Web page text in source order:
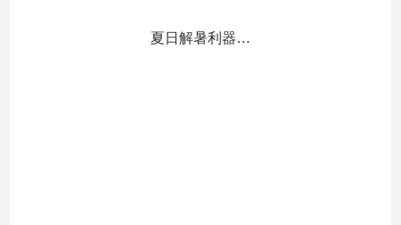
夏日解暑利器…